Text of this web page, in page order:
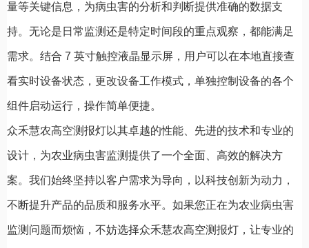
量等关键信息，为病虫害的分析和判断提供准确的数据支
持。无论是日常监测还是特定时间段的重点观察，都能满足
需求。结合 7 英寸触控液晶显示屏，用户可以在本地直接查
看实时设备状态，更改设备工作模式，单独控制设备的各个
组件启动运行，操作简单便捷。
众禾慧农高空测报灯以其卓越的性能、先进的技术和专业的
设计，为农业病虫害监测提供了一个全面、高效的解决方
案。我们始终坚持以客户需求为导向，以科技创新为动力，
不断提升产品的品质和服务水平。如果您正在为农业病虫害
监测问题而烦恼，不妨选择众禾慧农高空测报灯，让专业的